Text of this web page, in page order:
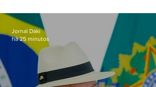
Jornal Daki
há 25 minutos